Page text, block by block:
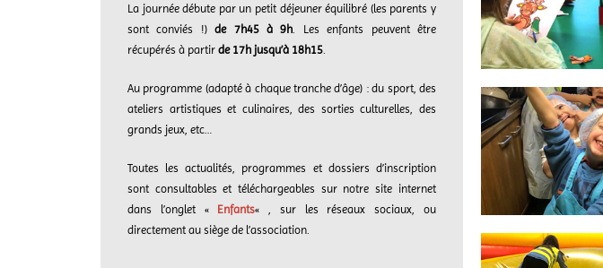
La journée débute par un petit déjeuner équilibré (les parents y
sont conviés !)de 7h45 à 9h . Les enfants peuvent être
récupérés à partir de 17h jusqu’à 18h15
Au programme (adapté à chaque tranche d’âge) : du sport, des
ateliers artistiques et culinaires, des sorties culturelles, des
grands jeux, etc…
Toutes les actualités, programmes et dossiers d’inscription
sont consultables et téléchargeables sur notre site internet
dans l’onglet « Enfants« , sur les réseaux sociaux, ou
directement au siège de l’association.